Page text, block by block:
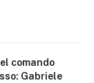
comando
Gabriele